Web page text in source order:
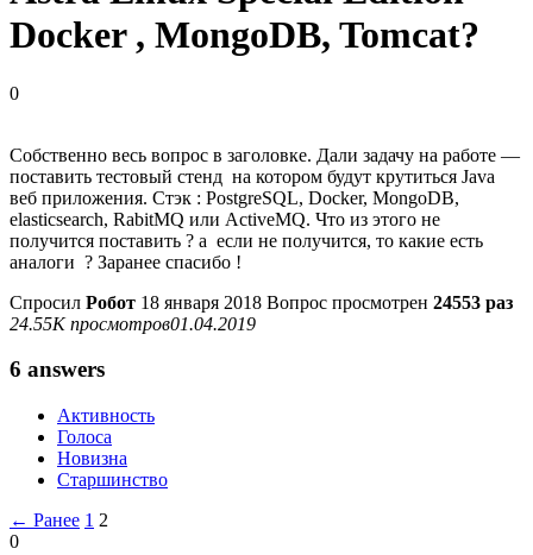
Docker , MongoDB, Tomcat?
0
Собственно весь вопрос в заголовке. Дали задачу на работе —
поставить тестовый стенд на котором будут крутиться Java
веб приложения. Стэк : PostgreSQL, Docker, MongoDB,
elasticsearch, RabitMQ или ActiveMQ. Что из этого не
получится поставить ? а если не получится, то какие есть
аналоги ? Заранее спасибо !
Спросил Робот 18 января 2018 Вопрос просмотрен 24553 раз
24.55K просмотров01.04.2019
6 answers
Активность
Голоса
Новизна
Старшинство
← Ранее 1 2
0